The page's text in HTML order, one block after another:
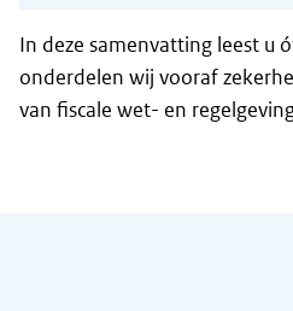
In deze samenvatting leest u
onderdelen wij vooraf
van fiscale wet- en